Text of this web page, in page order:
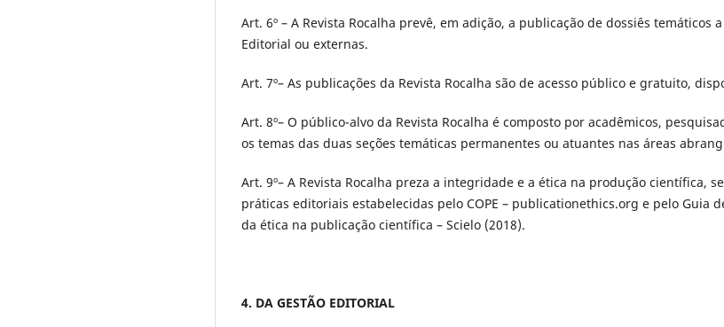
Art. 6º – A Revista Rocalha prevê, em adição, a publicação de dossiês temáticos
Editorial ou externas.
Art. 7º– As publicações da Revista Rocalha são de acesso público e gratuito,
Art. 8º– O público-alvo da Revista Rocalha é composto por acadêmicos,
os temas das duas seções temáticas permanentes ou atuantes nas áreas
Art. 9º– A Revista Rocalha preza a integridade e a ética na produção científica,
práticas editoriais estabelecidas pelo COPE – publicationethics.org e pelo Guia
da ética na publicação científica – Scielo (2018).
4. DA GESTÃO EDITORIAL